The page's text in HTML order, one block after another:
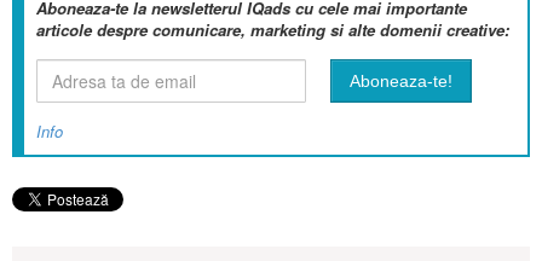
Aboneaza-te la newsletterul IQads cu cele mai importante
articole despre comunicare, marketing si alte domenii creative:
Info